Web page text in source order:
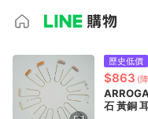
歷史低價
$863 (
石 黃銅